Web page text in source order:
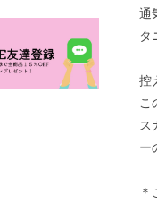
通
タ
控
こ
ス
ー
＊